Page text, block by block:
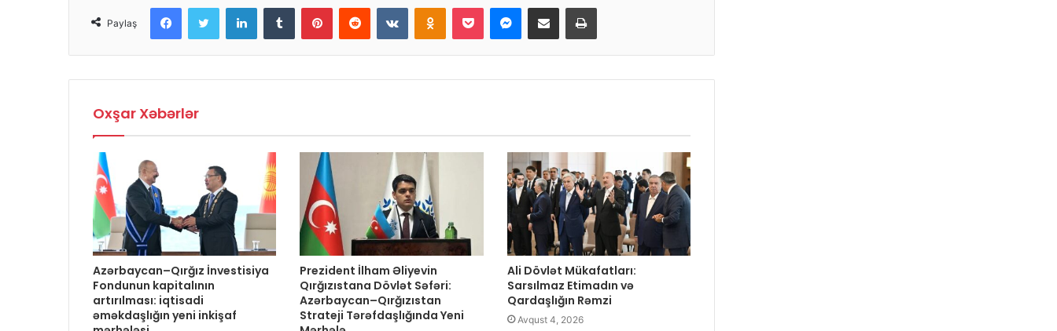
Paylaş
FacebookTwitter LinkedInTumblr PinterestReddit VKontakteOdnoklassniki
Pocket Messenger
Email ilə paylaş Print
Oxşar Xəbərlər
Azərbaycan–Qırğız İnvestisiya
Fondunun kapitalının
artırılması: iqtisadi
əməkdaşlığın yeni inkişaf
Prezident İlham Əliyevin
Qırğızıstana Dövlət Səfəri:
Azərbaycan–Qırğızıstan
Strateji Tərəfdaşlığında Yeni
Ali Dövlət Mükafatları:
Sarsılmaz Etimadın və
Qardaşlığın Rəmzi
Avqust 4, 2026